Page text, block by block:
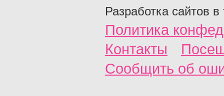
Разработка сайтов в
Политика
Контакты
Сообщить об